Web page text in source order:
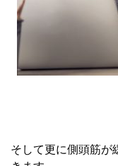
そして更に側頭筋が